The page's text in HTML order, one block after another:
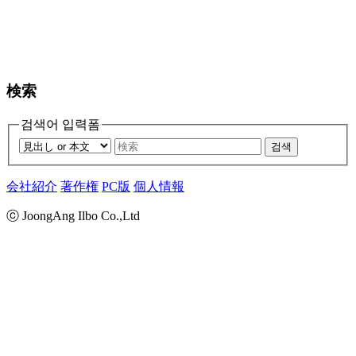
検索
검색어 입력폼
검색
会社紹介 著作権 PC版 個人情報
ⓒ JoongAng Ilbo Co.,Ltd